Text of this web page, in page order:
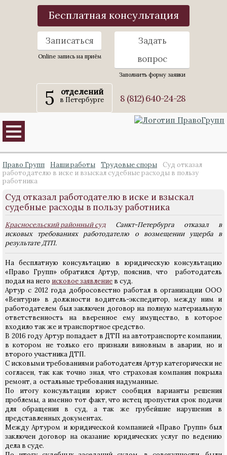
Бесплатная консультация
Записаться
Online запись на приём
Задать
вопрос
Заполнить форму заявки
5 отделений
в Петербурге 8 (812) 640-24-28
Право Групп Наши работы Трудовые споры
Суд отказал
работодателю в иске и взыскал судебные расходы в пользу
работника
Суд отказал работодателю в иске и взыскал
судебные расходы в пользу работника
Красносельский районный суд Санкт-Петербурга отказал в
исковых требованиях работодателю о возмещении ущерба в
результате ДТП.
На бесплатную консультацию в юридическую консультацию
«Право Групп» обратился Артур, пояснив, что работодатель
подал на него исковое заявление в суд.
Артур с 2012 года добросовестно работал в организации ООО
«Вентури» в должности водитель-экспедитор, между ним и
работодателем был заключен договор на полную материальную
ответственность на вверенное ему имущество, в которое
входило так же и транспортное средство.
В 2016 году Артур попадает в ДТП на автотранспорте компании,
в котором не только его признали виновным в аварии, но и
второго участника ДТП.
С исковыми требованиями работодателя Артур категорически не
согласен, так как точно знал, что страховая компания покрыла
ремонт, а остальные требования надуманные.
По итогу консультации юрист сообщил варианты решения
проблемы, а именно тот факт, что истец пропустил срок подачи
для обращения в суд, а так же грубейшие нарушения в
представленных документах.
Между Артуром и юридической компанией «Право Групп» был
заключен договор на оказание юридических услуг по ведению
дела в суде.